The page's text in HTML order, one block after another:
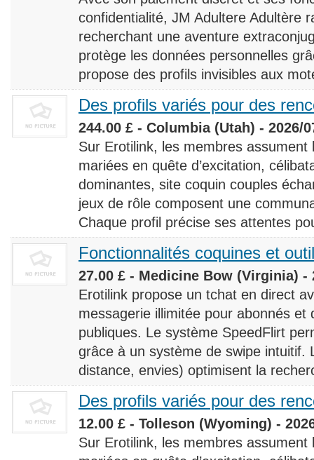
confidentialité, JM Adultere Adultère
recherchant une aventure
protège les données personnelles
propose des profils invisibles aux
Des profils variés pour des
244.00 £ - Columbia (Utah) - 2026/
Sur Erotilink, les membres
mariées en quête d’excitation,
dominantes, site coquin couples
jeux de rôle composent une
Chaque profil précise ses attentes
Fonctionnalités coquines et
27.00 £ - Medicine Bow (Virginia) -
Erotilink propose un tchat en direct
messagerie illimitée pour abonnés et
publiques. Le système SpeedFlirt
grâce à un système de swipe intuitif.
distance, envies) optimisent la
Des profils variés pour des
12.00 £ - Tolleson (Wyoming) -
Sur Erotilink, les membres